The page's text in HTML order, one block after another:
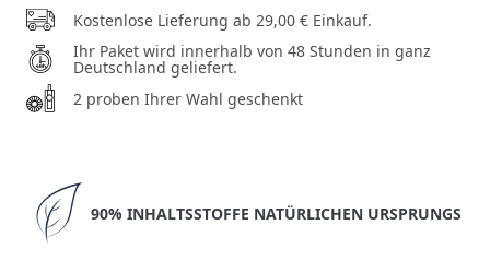
Kostenlose Lieferung ab 29,00 € Einkauf.
Ihr Paket wird innerhalb von 48 Stunden in ganz
Deutschland geliefert.
2 proben Ihrer Wahl geschenkt
90% INHALTSSTOFFE NATÜRLICHEN URSPRUNGS